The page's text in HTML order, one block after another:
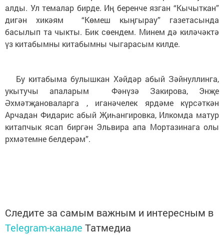
алды. Ул темалар бирде. Иң беренче язган “Кычыткан”
дигән хикәям “Көмеш кыңгырау” газетасында
басылып та чыкты. Бик сөендем. Минем дә киләчәктә
үз китабымны китабымны чыгарасым килде.
Бу китабыма булышкан Хәйдәр абый Зәйнуллинга,
укытучы апаларым Фәнүзә Закирова, Энҗе
Әхмәтҗановаларга , иганәчелек ярдәме күрсәткән
Арчадан Фидарис абый Җиһангировка, Илкомда матур
китапчык ясап биргән Эльвира апа Мортазинага олы
рхмәтемне белдерәм”.
Следите за самым важным и интересным в
Telegram-канале Татмедиа